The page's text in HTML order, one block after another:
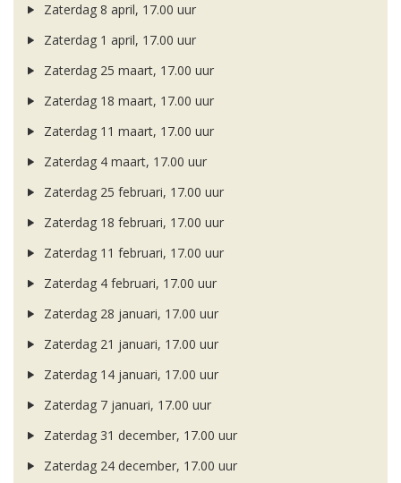
Zaterdag 8 april, 17.00 uur
Zaterdag 1 april, 17.00 uur
Zaterdag 25 maart, 17.00 uur
Zaterdag 18 maart, 17.00 uur
Zaterdag 11 maart, 17.00 uur
Zaterdag 4 maart, 17.00 uur
Zaterdag 25 februari, 17.00 uur
Zaterdag 18 februari, 17.00 uur
Zaterdag 11 februari, 17.00 uur
Zaterdag 4 februari, 17.00 uur
Zaterdag 28 januari, 17.00 uur
Zaterdag 21 januari, 17.00 uur
Zaterdag 14 januari, 17.00 uur
Zaterdag 7 januari, 17.00 uur
Zaterdag 31 december, 17.00 uur
Zaterdag 24 december, 17.00 uur